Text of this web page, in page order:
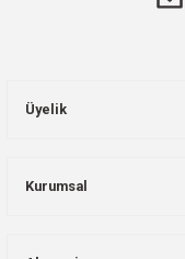
Üyelik
Kurumsal